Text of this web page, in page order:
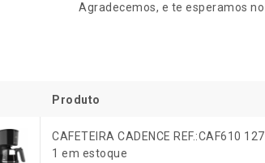
Agradecemos, e te esperamos
Produto
CAFETEIRA CADENCE REF.:CAF610
1 em estoque